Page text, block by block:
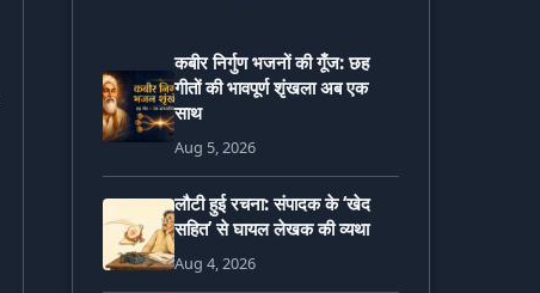
कबीर निर्गुण भजनों की गूँज: छह
गीतों की भावपूर्ण शृंखला अब एक
साथ
Aug 5, 2026
लौटी हुई रचना: संपादक के ‘खेद
सहित’ से घायल लेखक की व्यथा
Aug 4, 2026